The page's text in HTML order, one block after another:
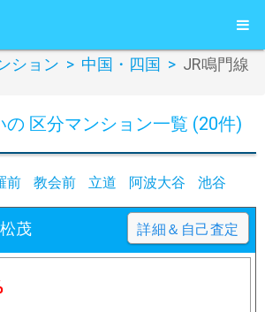
ション > 中国・四国 > JR鳴門線
の 区分マンション一覧 (20件)
前 教会前 立道 阿波大谷 池谷
茂 詳細＆自己査定